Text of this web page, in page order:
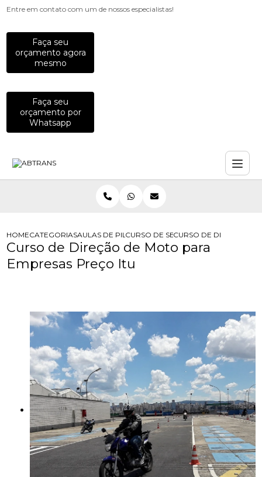
Entre em contato com um de nossos especialistas!
Faça seu
orçamento agora
mesmo
Faça seu
orçamento por
Whatsapp
HOMECATEGORIASAULAS DE PILOTAGEM PARA EMPRESAS
CURSO DE SEGURANCA PARA
CURSO DE DIRECAO
Curso de Direção de Moto para
Empresas Preço Itu